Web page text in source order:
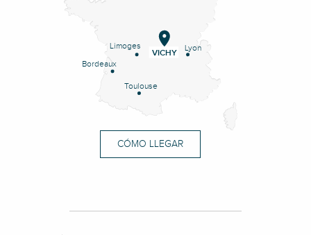
Lyon
Limoges
Bordeaux
Toulouse
VICHY
CÓMO LLEGAR